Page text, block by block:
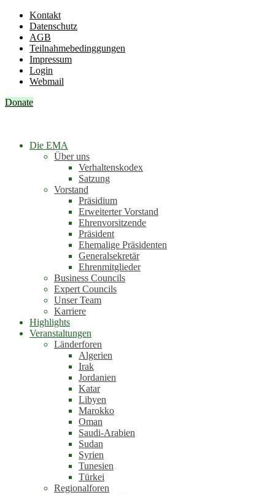
Kontakt
Datenschutz
AGB
Teilnahmebedinggungen
Impressum
Login
Webmail
Donate
Die EMA
Über uns
Verhaltenskodex
Satzung
Vorstand
Präsidium
Erweiterter Vorstand
Ehrenvorsitzende
Präsident
Ehemalige Präsidenten
Generalsekretär
Ehrenmitglieder
Business Councils
Expert Councils
Unser Team
Karriere
Highlights
Veranstaltungen
Länderforen
Algerien
Irak
Jordanien
Katar
Libyen
Marokko
Oman
Saudi-Arabien
Sudan
Syrien
Tunesien
Türkei
Regionalforen